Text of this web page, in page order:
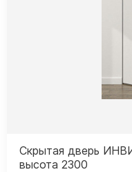
Скрытая дверь
высота 2300